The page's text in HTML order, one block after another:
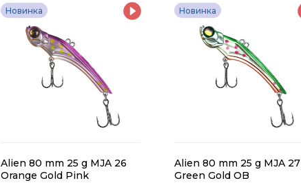
Новинка
Alien 80 mm 25 g MJA 26
Orange Gold Pink
Новинка
Alien 80 mm 25 g MJA 27
Green Gold OB